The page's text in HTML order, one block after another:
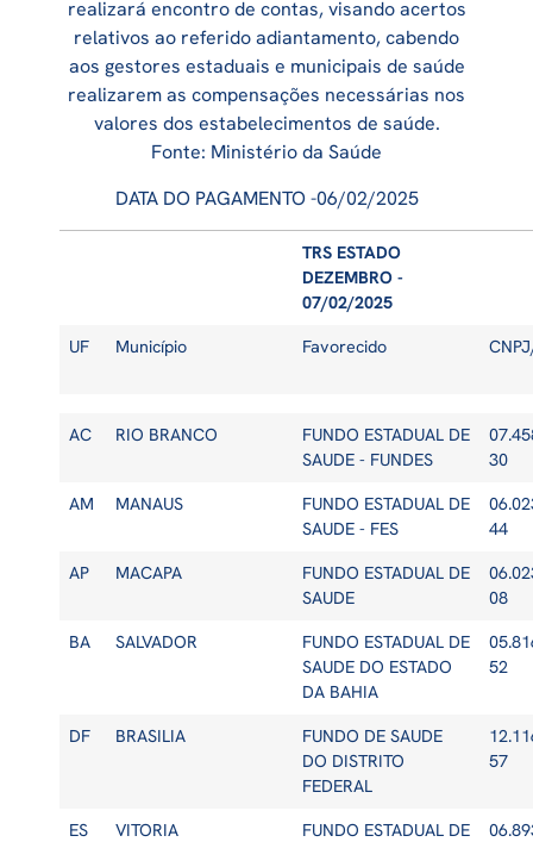
realizará encontro de contas, visando acertos
relativos ao referido adiantamento, cabendo
aos gestores estaduais e municipais de saúde
realizarem as compensações necessárias nos
valores dos estabelecimentos de saúde.
Fonte: Ministério da Saúde
DATA DO PAGAMENTO -06/02/2025
TRS ESTADO
DEZEMBRO -
07/02/2025
UF Município Favorecido
AC RIO BRANCO
FUNDO ESTADUAL DE
SAUDE - FUNDES
30
AM MANAUS
FUNDO ESTADUAL DE
SAUDE - FES
44
AP MACAPA
FUNDO ESTADUAL DE
SAUDE
08
BA SALVADOR
FUNDO ESTADUAL DE
SAUDE DO ESTADO
DA BAHIA
52
DF BRASILIA
FUNDO DE SAUDE
DO DISTRITO
FEDERAL
57
ES VITORIA
FUNDO ESTADUAL DE